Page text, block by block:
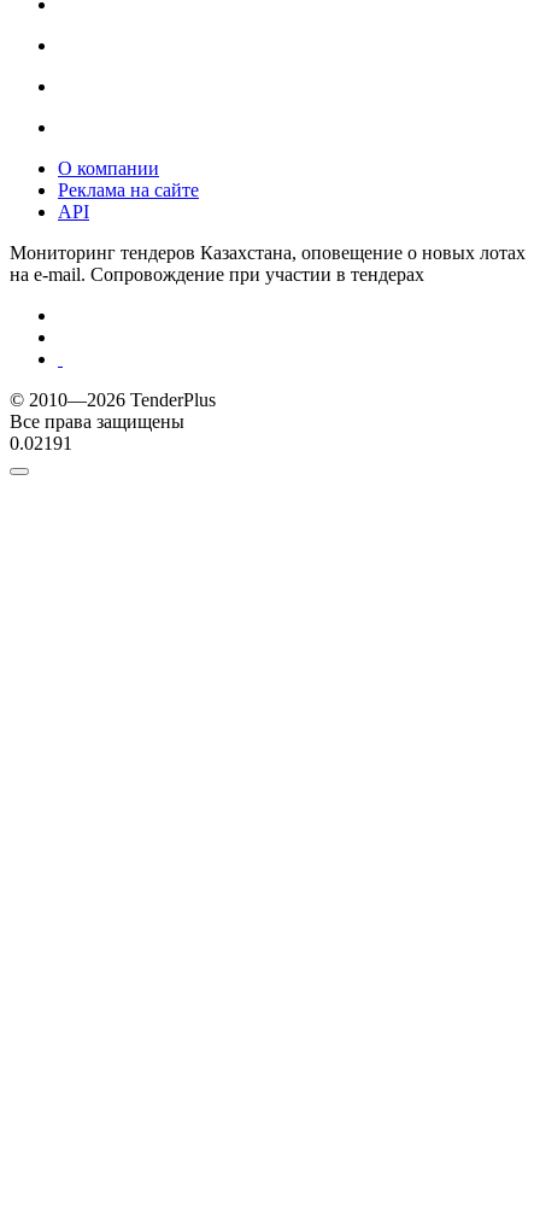
О компании
Реклама на сайте
API
Мониторинг тендеров Казахстана, оповещение о новых лотах
на e-mail. Сопровождение при участии в тендерах
© 2010—2026 TenderPlus
Все права защищены
0.02191